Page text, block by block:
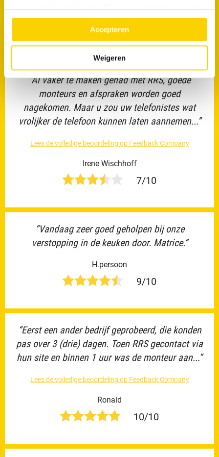
meer over in onsprivacy beleid.
Accepteren
Weigeren
“Al vaker te maken gehad met RRS, goede
monteurs en afspraken worden goed
nagekomen. Maar u zou uw telefonistes wat
vrolijker de telefoon kunnen laten aannemen...”
Lees de volledige beoordeling op Feedback Company
Irene Wischhoff
7/10
“Vandaag zeer goed geholpen bij onze
verstopping in de keuken door. Matrice.”
H.persoon
9/10
“Eerst een ander bedrijf geprobeerd, die konden
pas over 3 (drie) dagen. Toen RRS gecontact via
hun site en binnen 1 uur was de monteur aan...”
Lees de volledige beoordeling op Feedback Company
Ronald
10/10